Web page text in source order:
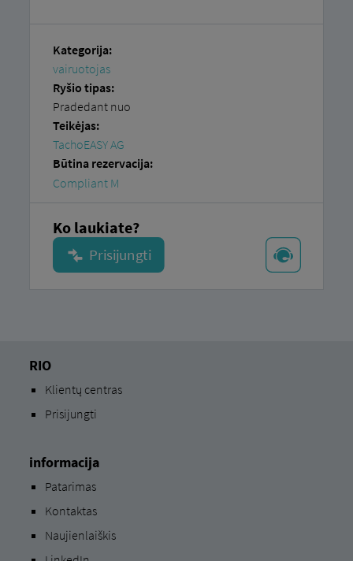
Kategorija:
vairuotojas
Ryšio tipas:
Pradedant nuo
Teikėjas:
TachoEASY AG
Būtina rezervacija:
Compliant M
Ko laukiate?
RIO
Klientų centras
Prisijungti
informacija
Patarimas
Kontaktas
Naujienlaiškis